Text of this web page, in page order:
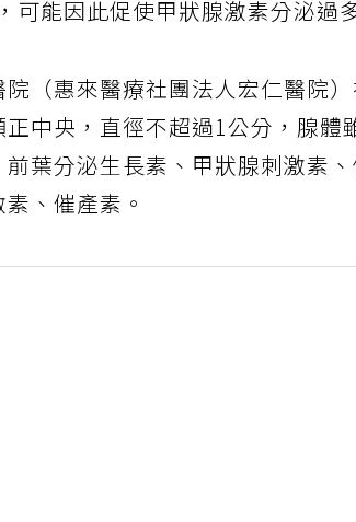
可能因此促使甲狀腺激素分泌過
院（惠來醫療社團法人宏仁醫院
中央，直徑不超過1公分，腺體
前葉分泌生長素、甲狀腺刺激素
、催產素。